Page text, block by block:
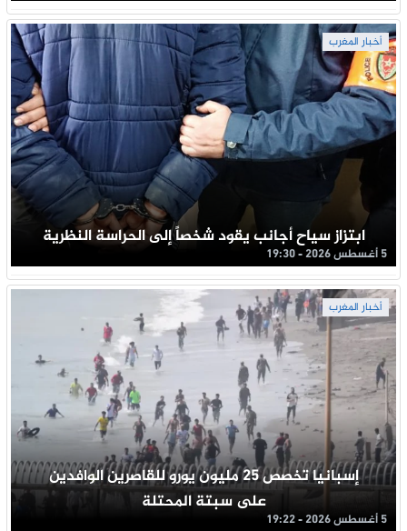
أخبار المغرب
ابتزاز سياح أجانب يقود شخصاً إلى الحراسة النظرية
5 أغسطس 2026 - 19:30
أخبار المغرب
إسبانيا تخصص 25 مليون يورو للقاصرين الوافدين
على سبتة المحتلة
5 أغسطس 2026 - 19:22